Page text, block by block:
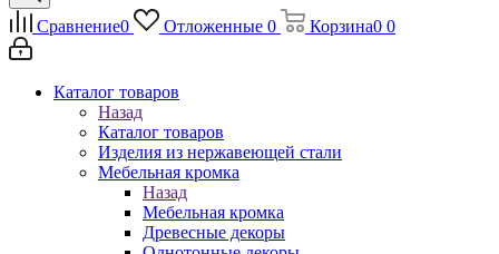
Сравнение0 Отложенные 0 Корзина0 0
Каталог товаров
Назад
Каталог товаров
Изделия из нержавеющей стали
Мебельная кромка
Назад
Мебельная кромка
Древесные декоры